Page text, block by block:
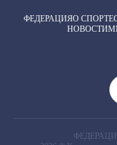
ФЕДЕРАЦИЯО СПОРТЕ
НОВОСТИ